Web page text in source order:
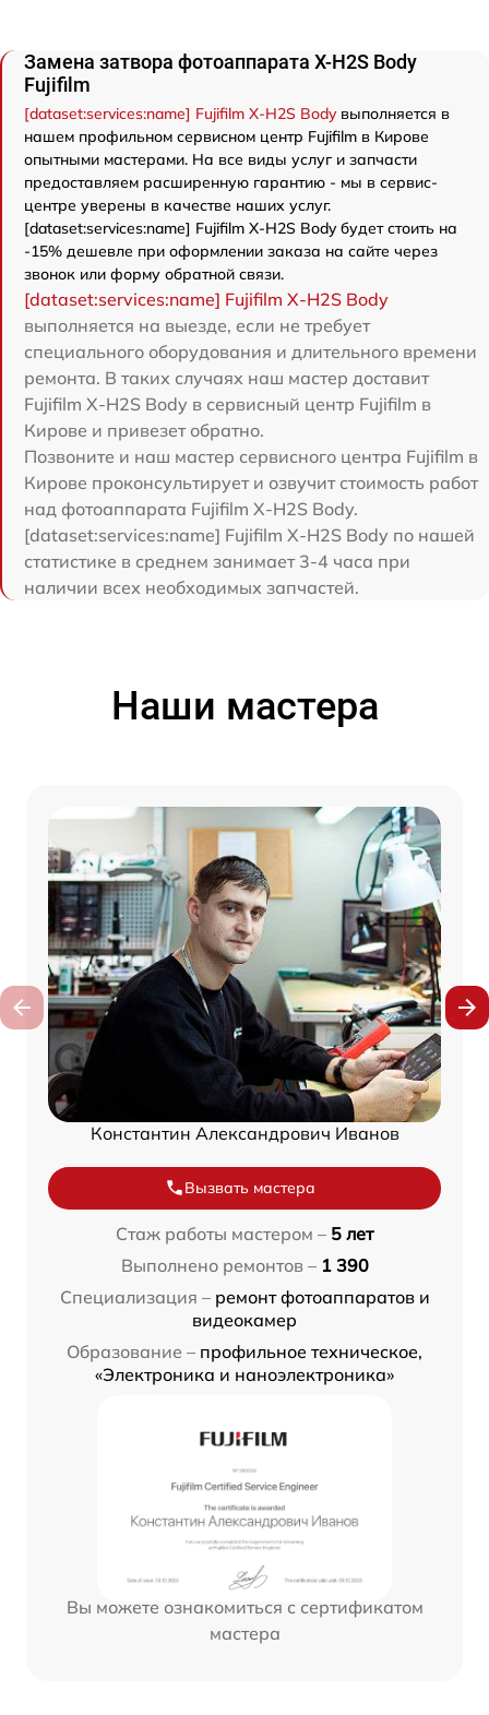
Замена затвора фотоаппарата X-H2S Body
Fujifilm
[dataset:services:name] Fujifilm X-H2S Bodyвыполняется в
нашем профильном сервисном центр Fujifilm в Кирове
опытными мастерами. На все виды услуг и запчасти
предоставляем расширенную гарантию - мы в сервис-
центре уверены в качестве наших услуг.
[dataset:services:name] Fujifilm X-H2S Body будет стоить на
-15% дешевле при оформлении заказа на сайте через
звонок или форму обратной связи.
[dataset:services:name] Fujifilm X-H2S Body
выполняется на выезде, если не требует
специального оборудования и длительного времени
ремонта. В таких случаях наш мастер доставит
Fujifilm X-H2S Body в сервисный центр Fujifilm в
Кирове и привезет обратно.
Позвоните и наш мастер сервисного центра Fujifilm в
Кирове проконсультирует и озвучит стоимость работ
над фотоаппарата Fujifilm X-H2S Body.
[dataset:services:name] Fujifilm X-H2S Body по нашей
статистике в среднем занимает 3-4 часа при
наличии всех необходимых запчастей.
Наши мастера
Константин Александрович Иванов
Вызвать мастера
Стаж работы мастером – 5 лет
Выполнено ремонтов – 1 390
Специализация – ремонт фотоаппаратов и
видеокамер
Образование – профильное техническое,
«Электроника и наноэлектроника»
Вы можете ознакомиться с сертификатом
мастера